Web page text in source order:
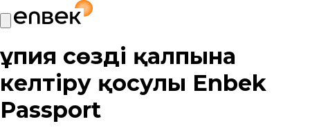
Құпия сөзді қалпына
келтіру қосулы Enbek
Passport